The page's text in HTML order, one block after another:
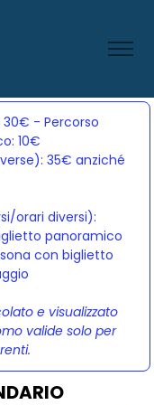
30€ - Percorso
10€
35€ anziché
orari diversi):
panoramico
con biglietto
e visualizzato
valide solo per